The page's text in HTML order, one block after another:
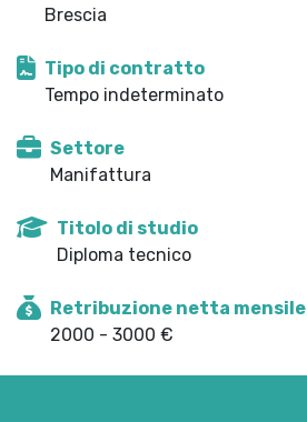
Brescia
Tipo di contratto
Tempo indeterminato
Settore
Manifattura
Titolo di studio
Diploma tecnico
Retribuzione netta mensile
2000 - 3000 €